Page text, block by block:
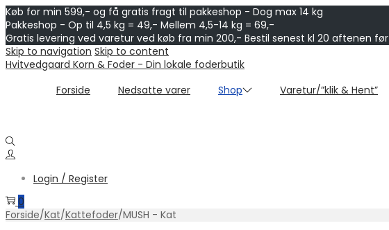
Køb for min 599,- og få gratis fragt til pakkeshop - Dog max 14 kg
Pakkeshop - Op til 4,5 kg = 49,- Mellem 4,5-14 kg = 69,-
Gratis levering ved varetur ved køb fra min 200,- Bestil senest kl 20 aftenen før
Skip to navigation Skip to content
Hvitvedgaard Korn & Foder - Din lokale foderbutik
Forside
Nedsatte varer Shop Varetur/”klik & Hent”
Login / Register
0
Forside/Kat/Kattefoder/MUSH - Kat